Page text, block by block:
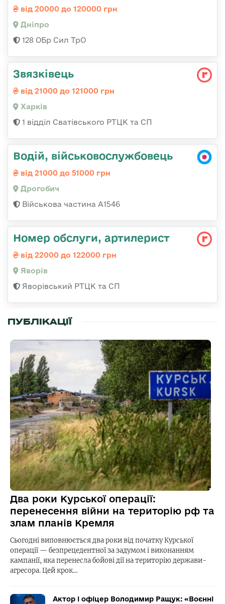
від 20000 до 120000 грн
Дніпро
128 ОБр Сил ТрО
Звязківець
від 21000 до 121000 грн
Харків
1 відділ Сватівського РТЦК та СП
Водій, військовослужбовець
від 21000 до 51000 грн
Дрогобич
Військова частина А1546
Номер обслуги, артилерист
від 22000 до 122000 грн
Яворів
Яворівський РТЦК та СП
ПУБЛІКАЦІЇ
Два роки Курської операції:
перенесення війни на територію рф та
злам планів Кремля
Сьогодні виповнюється два роки від початку Курської
операції — безпрецедентної за задумом і виконанням
кампанії, яка перенесла бойові дії на територію держави-
агресора. Цей крок…
Актор і офіцер Володимир Ращук: «Воєнні